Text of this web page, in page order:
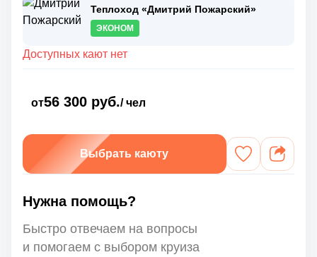
Теплоход «Дмитрий Пожарский»
ЭКОНОМ
Доступных кают нет
от56 300 руб./ чел
Выбрать каюту
Нужна помощь?
Быстро отвечаем на вопросы
и помогаем с выбором круиза